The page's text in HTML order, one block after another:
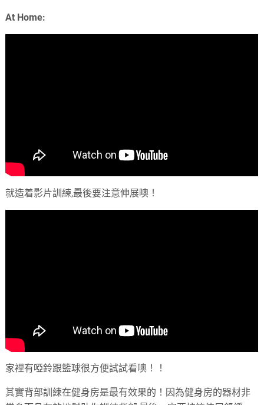
At Home:
就造着影片訓練,最後要注意伸展噢！
家裡有啞鈴跟籃球很方便試試看噢！！
其實背部訓練在健身房是最有效果的！因為健身房的器材非